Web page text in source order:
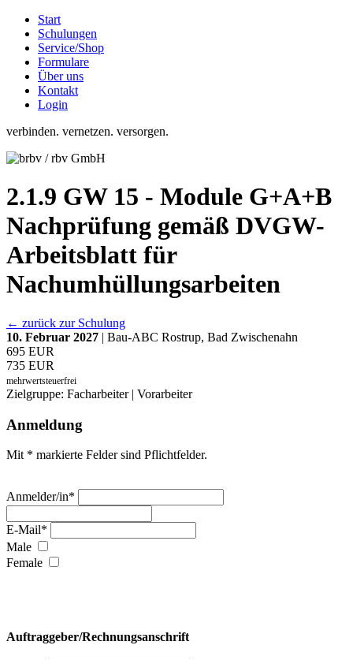
Start
Schulungen
Service/Shop
Formulare
Über uns
Kontakt
Login
verbinden. vernetzen. versorgen.
2.1.9 GW 15 - Module G+A+B
Nachprüfung gemäß DVGW-
Arbeitsblatt für
Nachumhüllungsarbeiten
← zurück zur Schulung
10. Februar 2027 | Bau-ABC Rostrup, Bad Zwischenahn
695 EUR
735 EUR
mehrwertsteuerfrei
Zielgruppe: Facharbeiter | Vorarbeiter
Anmeldung
Mit * markierte Felder sind Pflichtfelder.
Anmelder/in*
E-Mail*
Male
Female
Auftraggeber/Rechnungsanschrift